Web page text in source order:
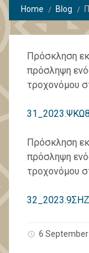
Home Blog
Πρόσκληση
πρόσληψη
τροχονόμου
Πρόσκληση
πρόσληψη
τροχονόμου
6